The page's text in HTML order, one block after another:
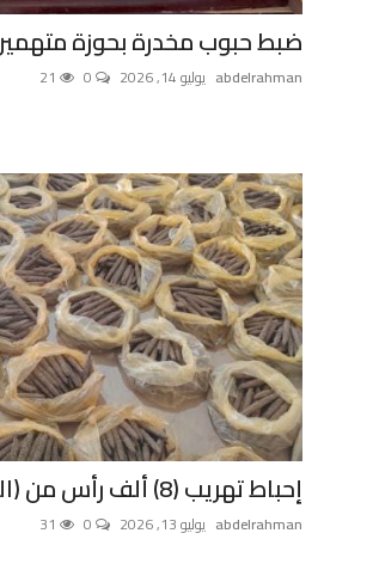
ضبط حبوب مخدرة بحوزة
abdelrahman يوليو 14, 2026
إحباط تهريب (8) ألف رأس من (البنقو) بنهر النيل
abdelrahman يوليو 13, 2026